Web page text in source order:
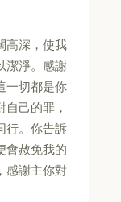
高深，使我
潔淨。感謝
一切都是你
己的罪，
行。你告訴
會赦免我的
感謝主你對